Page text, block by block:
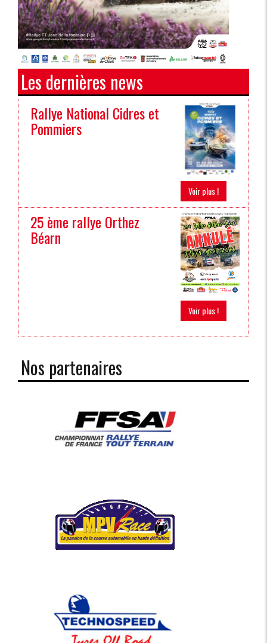
Les dernières news
Rallye National Cidres et
Pommiers
Voir plus !
25 ème rallye Orthez
Béarn
Voir plus !
Nos partenaires